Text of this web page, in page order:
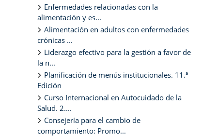
Enfermedades relacionadas con la
alimentación y es...
Alimentación en adultos con enfermedades
crónicas ...
Liderazgo efectivo para la gestión a favor de
la n...
Planificación de menús institucionales. 11.ª
Edición
Curso Internacional en Autocuidado de la
Salud. 2....
Consejería para el cambio de
comportamiento: Promo...